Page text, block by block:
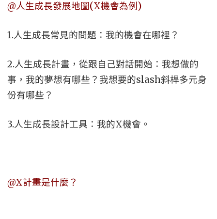
@人生成長發展地圖(X機會為例)
1.人生成長常見的問題：我的機會在哪裡？
2.人生成長計畫，從跟自己對話開始：我想做的
事，我的夢想有哪些？我想要的slash斜桿多元身
份有哪些？
3.人生成長設計工具：我的X機會。
@X計畫是什麼？